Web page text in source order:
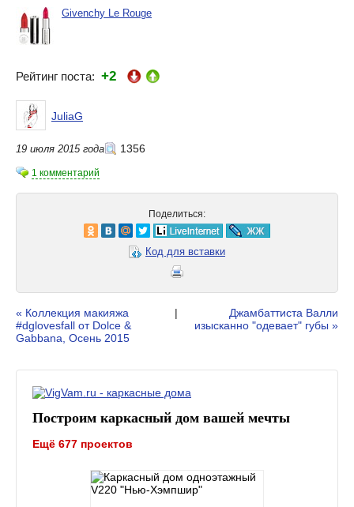
Givenchy Le Rouge
Рейтинг поста: +2
JuliaG
19 июля 2015 года 1356
1 комментарий
Поделиться:
Код для вставки
« Коллекция макияжа
#dglovesfall от Dolce &
Gabbana, Осень 2015
|
Джамбаттиста Валли
изысканно "одевает" губы »
Построим каркасный дом вашей мечты
Ещё 677 проектов